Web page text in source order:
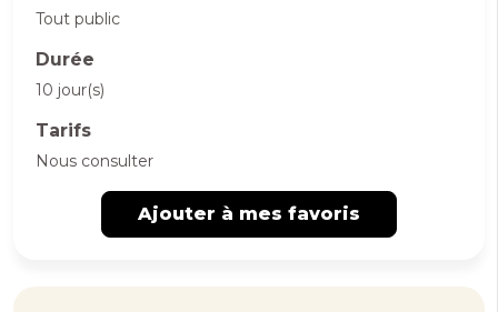
Tout public
Durée
10 jour(s)
Tarifs
Nous consulter
Ajouter à mes favoris